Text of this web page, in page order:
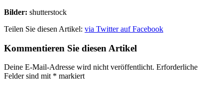
Bilder: shutterstock
Teilen Sie diesen Artikel: via Twitter auf Facebook
Kommentieren Sie diesen Artikel
Deine E-Mail-Adresse wird nicht veröffentlicht. Erforderliche
Felder sind mit * markiert